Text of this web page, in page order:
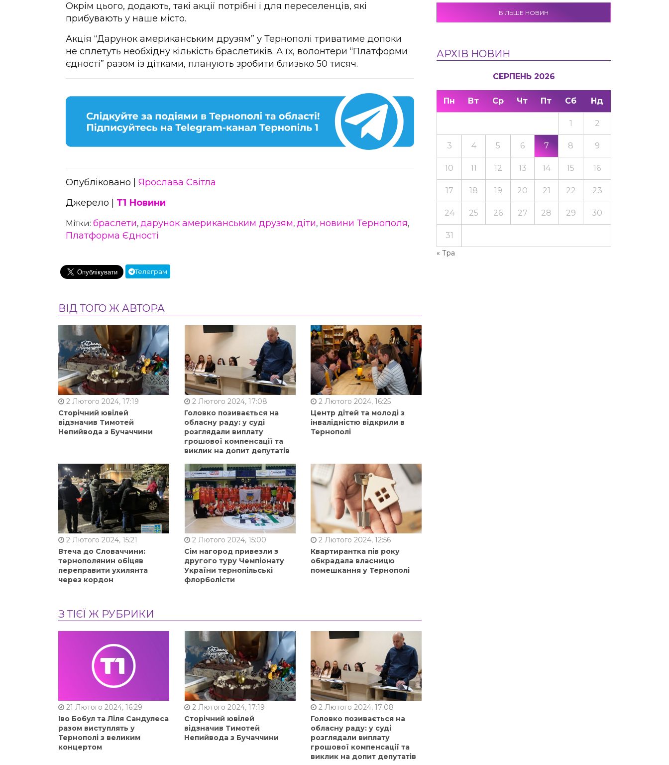
Окрім цього, додають, такі акції потрібні і для переселенців, які
прибувають у наше місто.
Акція “Дарунок американським друзям” у Тернополі триватиме допоки
не сплетуть необхідну кількість браслетиків. А їх, волонтери “Платформи
єдності” разом із дітками, планують зробити близько 50 тисяч.
Опубліковано | Ярослава Світла
Джерело | Т1 Новини
Мітки: браслети, дарунок американським друзям, діти, новини Тернополя,
Платформа Єдності
Телеграм
ВІД ТОГО Ж АВТОРА
2 Лютого 2024, 17:19
Сторічний ювілей
відзначив Тимотей
Непийвода з Бучаччини
2 Лютого 2024, 17:08
Головко позивається на
обласну раду: у суді
розглядали виплату
грошової компенсації та
виклик на допит депутатів
2 Лютого 2024, 16:25
Центр дітей та молоді з
інвалідністю відкрили в
Тернополі
2 Лютого 2024, 15:21
Втеча до Словаччини:
тернополянин обіцяв
переправити ухилянта
через кордон
2 Лютого 2024, 15:00
Сім нагород привезли з
другого туру Чемпіонату
України тернопільські
флорболісти
2 Лютого 2024, 12:56
Квартирантка пів року
обкрадала власницю
помешкання у Тернополі
З ТІЄЇ Ж РУБРИКИ
21 Лютого 2024, 16:29
Іво Бобул та Ліля Сандулеса
разом виступлять у
Тернополі з великим
концертом
2 Лютого 2024, 17:19
Сторічний ювілей
відзначив Тимотей
Непийвода з Бучаччини
2 Лютого 2024, 17:08
Головко позивається на
обласну раду: у суді
розглядали виплату
грошової компенсації та
виклик на допит депутатів
БІЛЬШЕ НОВИН
АРХІВ НОВИН
СЕРПЕНЬ 2026
Пн Вт Ср Чт Пт Сб Нд
« Тра
1 2
3 4 5 6 7 8 9
10 11 12 13 14 15 16
17 18 19 20 21 22 23
24 25 26 27 28 29 30
31